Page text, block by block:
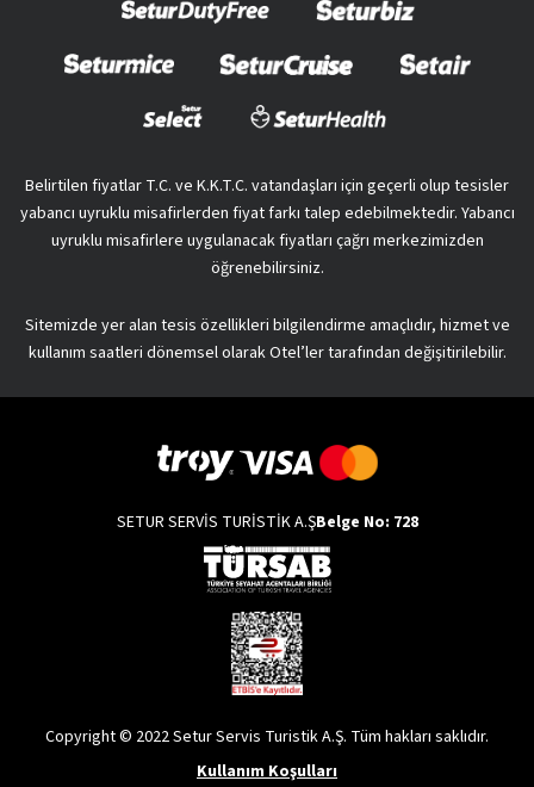
Belirtilen fiyatlar T.C. ve K.K.T.C. vatandaşları için geçerli olup tesisler
yabancı uyruklu misafirlerden fiyat farkı talep edebilmektedir. Yabancı
uyruklu misafirlere uygulanacak fiyatları çağrı merkezimizden
öğrenebilirsiniz.
Sitemizde yer alan tesis özellikleri bilgilendirme amaçlıdır, hizmet ve
kullanım saatleri dönemsel olarak Otel’ler tarafından değişitirilebilir.
SETUR SERVİS TURİSTİK A.ŞBelge No: 728
Copyright © 2022 Setur Servis Turistik A.Ş. Tüm hakları saklıdır.
Kullanım Koşulları